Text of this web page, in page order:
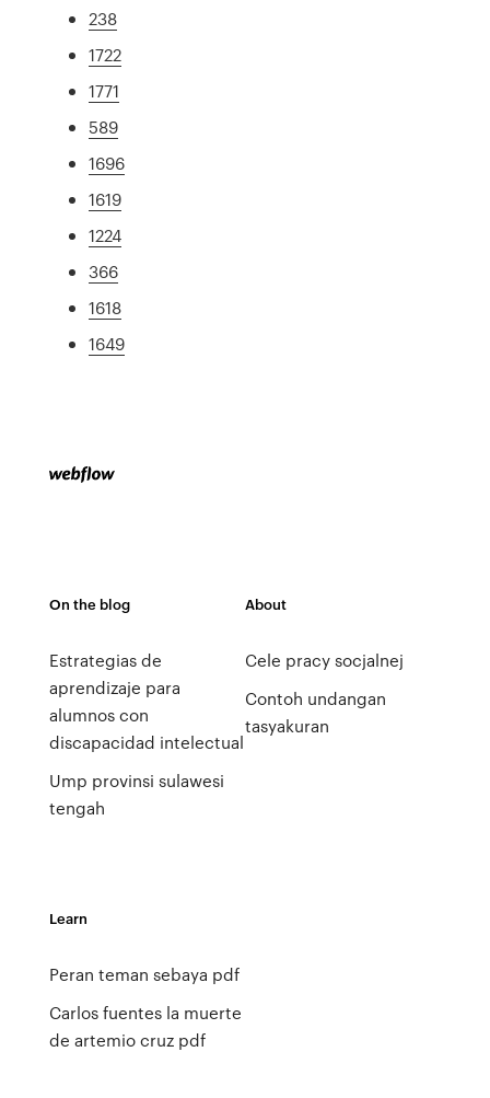
238
1722
1771
589
1696
1619
1224
366
1618
1649
On the blog
Estrategias de
aprendizaje para
alumnos con
discapacidad intelectual
Ump provinsi sulawesi
tengah
About
Cele pracy socjalnej
Contoh undangan
tasyakuran
Learn
Peran teman sebaya pdf
Carlos fuentes la muerte
de artemio cruz pdf